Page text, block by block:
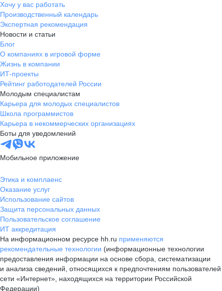
Хочу у вас работать
Производственный календарь
Экспертная рекомендация
Новости и статьи
Блог
О компаниях в игровой форме
Жизнь в компании
ИТ-проекты
Рейтинг работодателей России
Молодым специалистам
Карьера для молодых специалистов
Школа программистов
Карьера в некоммерческих организациях
Боты для уведомлений
Мобильное приложение
Этика и комплаенс
Оказание услуг
Использование сайтов
Защита персональных данных
Пользовательское соглашение
ИТ аккредитация
На информационном ресурсе hh.ru применяются
рекомендательные технологии (информационные технологии
предоставления информации на основе сбора, систематизации
и анализа сведений, относящихся к предпочтениям пользователей
сети «Интернет», находящихся на территории Российской
Федерации)